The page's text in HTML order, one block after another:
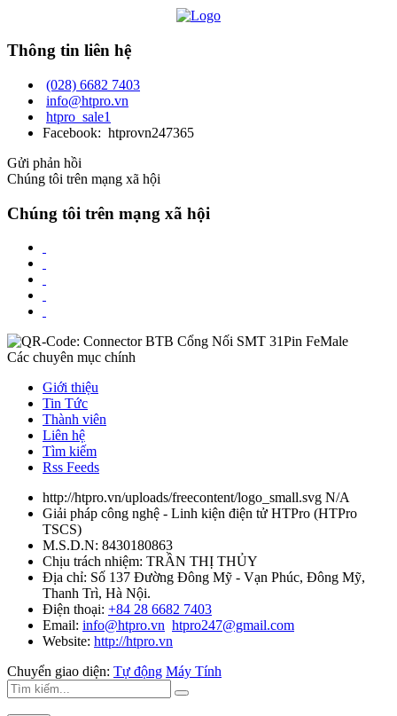
Thông tin liên hệ
(028) 6682 7403
info@htpro.vn
htpro_sale1
Facebook: htprovn247365
Gửi phản hồi
Chúng tôi trên mạng xã hội
Chúng tôi trên mạng xã hội
Các chuyên mục chính
Giới thiệu
Tin Tức
Thành viên
Liên hệ
Tìm kiếm
Rss Feeds
http://htpro.vn/uploads/freecontent/logo_small.svg N/A
Giải pháp công nghệ - Linh kiện điện tử HTPro (HTPro
TSCS)
M.S.D.N: 8430180863
Chịu trách nhiệm: TRẦN THỊ THỦY
Địa chỉ: Số 137 Đường Đông Mỹ - Vạn Phúc, Đông Mỹ,
Thanh Trì, Hà Nội.
Điện thoại: +84 28 6682 7403
Email: info@htpro.vn htpro247@gmail.com
Website: http://htpro.vn
Chuyển giao diện: Tự động Máy Tính